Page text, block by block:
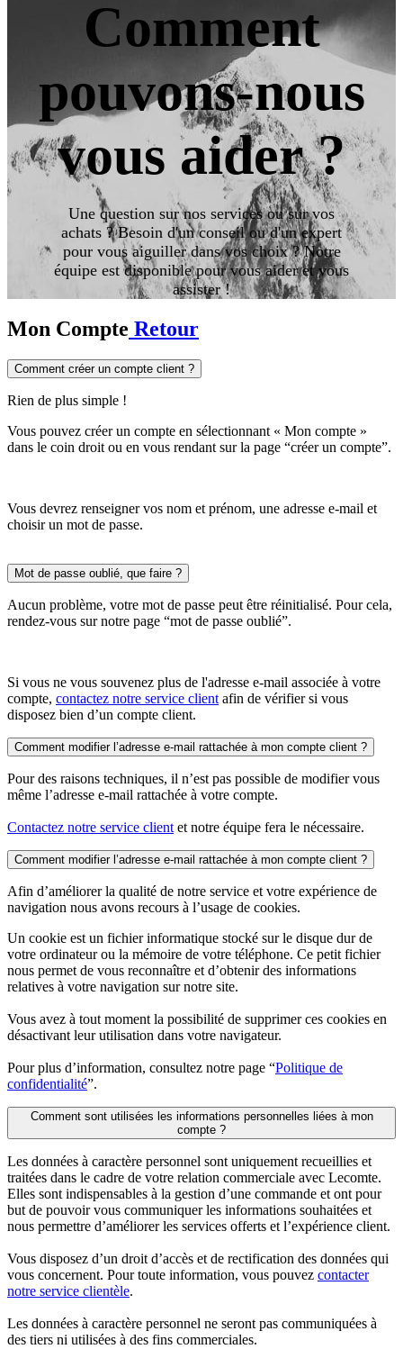
Comment
pouvons-nous
vous aider ?​
Une question sur nos services ou sur vos
achats ? Besoin d'un conseil ou d'un expert
pour vous aiguiller dans vos choix ? Notre
équipe est disponible pour vous aider et vous
assister !
Mon Compte Retour
Comment créer un compte client ?
Rien de plus simple !
Vous pouvez créer un compte en sélectionnant « Mon compte »
dans le coin droit ou en vous rendant sur la page “créer un compte”.
Vous devrez renseigner vos nom et prénom, une adresse e-mail et
choisir un mot de passe.
Mot de passe oublié, que faire ?
Aucun problème, votre mot de passe peut être réinitialisé. Pour cela,
rendez-vous sur notre page “mot de passe oublié”.
Si vous ne vous souvenez plus de l'adresse e-mail associée à votre
compte, contactez notre service client afin de vérifier si vous
disposez bien d’un compte client.
Comment modifier l’adresse e-mail rattachée à mon compte client ?
Pour des raisons techniques, il n’est pas possible de modifier vous
même l’adresse e-mail rattachée à votre compte.
Contactez notre service client et notre équipe fera le nécessaire.
Comment modifier l’adresse e-mail rattachée à mon compte client ?
Afin d’améliorer la qualité de notre service et votre expérience de
navigation nous avons recours à l’usage de cookies.
Un cookie est un fichier informatique stocké sur le disque dur de
votre ordinateur ou la mémoire de votre téléphone. Ce petit fichier
nous permet de vous reconnaître et d’obtenir des informations
relatives à votre navigation sur notre site.
Vous avez à tout moment la possibilité de supprimer ces cookies en
désactivant leur utilisation dans votre navigateur.
Pour plus d’information, consultez notre page “Politique de
confidentialité”.
Comment sont utilisées les informations personnelles liées à mon
compte ?
Les données à caractère personnel sont uniquement recueillies et
traitées dans le cadre de votre relation commerciale avec Lecomte.
Elles sont indispensables à la gestion d’une commande et ont pour
but de pouvoir vous communiquer les informations souhaitées et
nous permettre d’améliorer les services offerts et l’expérience client.
Vous disposez d’un droit d’accès et de rectification des données qui
vous concernent. Pour toute information, vous pouvez contacter
notre service clientèle.
Les données à caractère personnel ne seront pas communiquées à
des tiers ni utilisées à des fins commerciales.